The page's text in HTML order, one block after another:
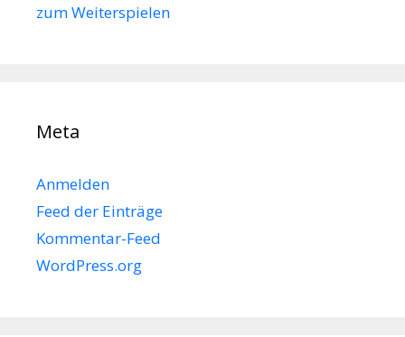
zum Weiterspielen
Meta
Anmelden
Feed der Einträge
Kommentar-Feed
WordPress.org